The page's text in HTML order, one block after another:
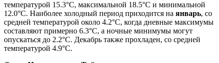
температурой 15.3°C, максимальной 18.5°C и минимальной
12.0°C. Наиболее холодный период приходится на январь, со
средней температурой около 4.2°C, когда дневные максимумы
составляют примерно 6.3°C, а ночные минимумы могут
опускаться до 2.2°C. Декабрь также прохладен, со средней
температурой 4.9°C.